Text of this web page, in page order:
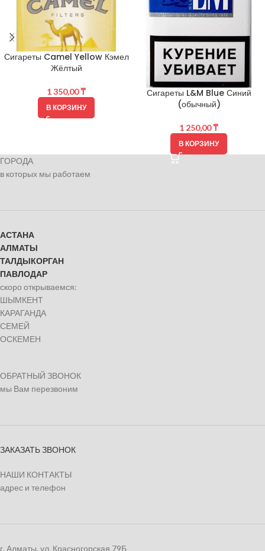
Сигареты Camel Yellow Кэмел
Жёлтый
1 350,00₸
В КОРЗИНУ
Сигареты L&M Blue Синий
(обычный)
1 250,00₸
В КОРЗИНУ
ГОРОДА
в которых мы работаем
АСТАНА
АЛМАТЫ
ТАЛДЫКОРГАН
ПАВЛОДАР
скоро открываемся:
ШЫМКЕНТ
КАРАГАНДА
СЕМЕЙ
ОСКЕМЕН
ОБРАТНЫЙ ЗВОНОК
мы Вам перезвоним
ЗАКАЗАТЬ ЗВОНОК
НАШИ КОНТАКТЫ
адрес и телефон
г. Алматы, ул. Красногорская 79Б